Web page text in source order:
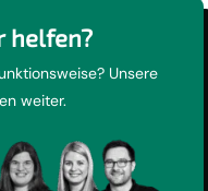
helfen?
Unsere
weiter.